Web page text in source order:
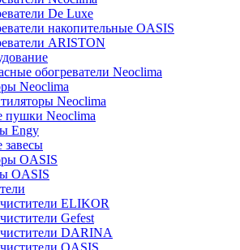
De Luxe
накопительные OASIS
ARISTON
обогреватели Neoclima
Neoclima
Neoclima
пушки Neoclima
Engy
завесы
OASIS
OASIS
ELIKOR
Gefest
DARINA
OASIS